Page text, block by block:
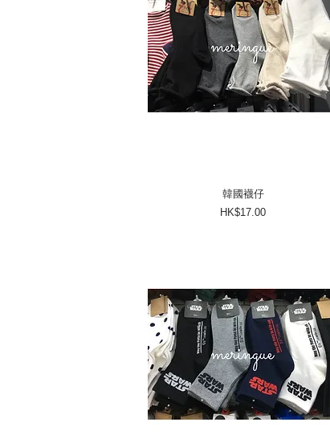
韓國襪仔
價格
HK$17.00